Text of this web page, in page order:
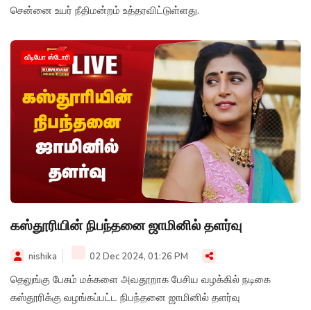
சென்னை உயர் நீதிமன்றம் உத்தரவிட்டுள்ளது.
வீடியோ ஸ்டோரி
கஸ்தூரியின் நிபந்தனை ஜாமினில் தளர்வு
nishika 02 Dec 2024, 01:26 PM
தெலுங்கு பேசும் மக்களை அவதூறாக பேசிய வழக்கில் நடிகை
கஸ்தூரிக்கு வழங்கப்பட்ட நிபந்தனை ஜாமினில் தளர்வு